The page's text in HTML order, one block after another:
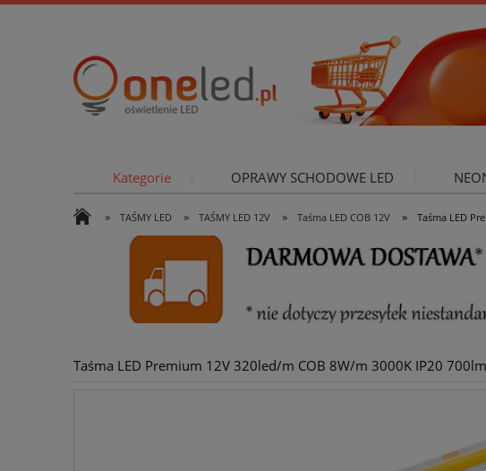
Kategorie OPRAWY SCHODOWE LED
» TAŚMY LED » TAŚMY LED 12V » Taśma LED COB 12V » Taśma LED
Taśma LED Premium 12V 320led/m COB 8W/m 3000K IP20